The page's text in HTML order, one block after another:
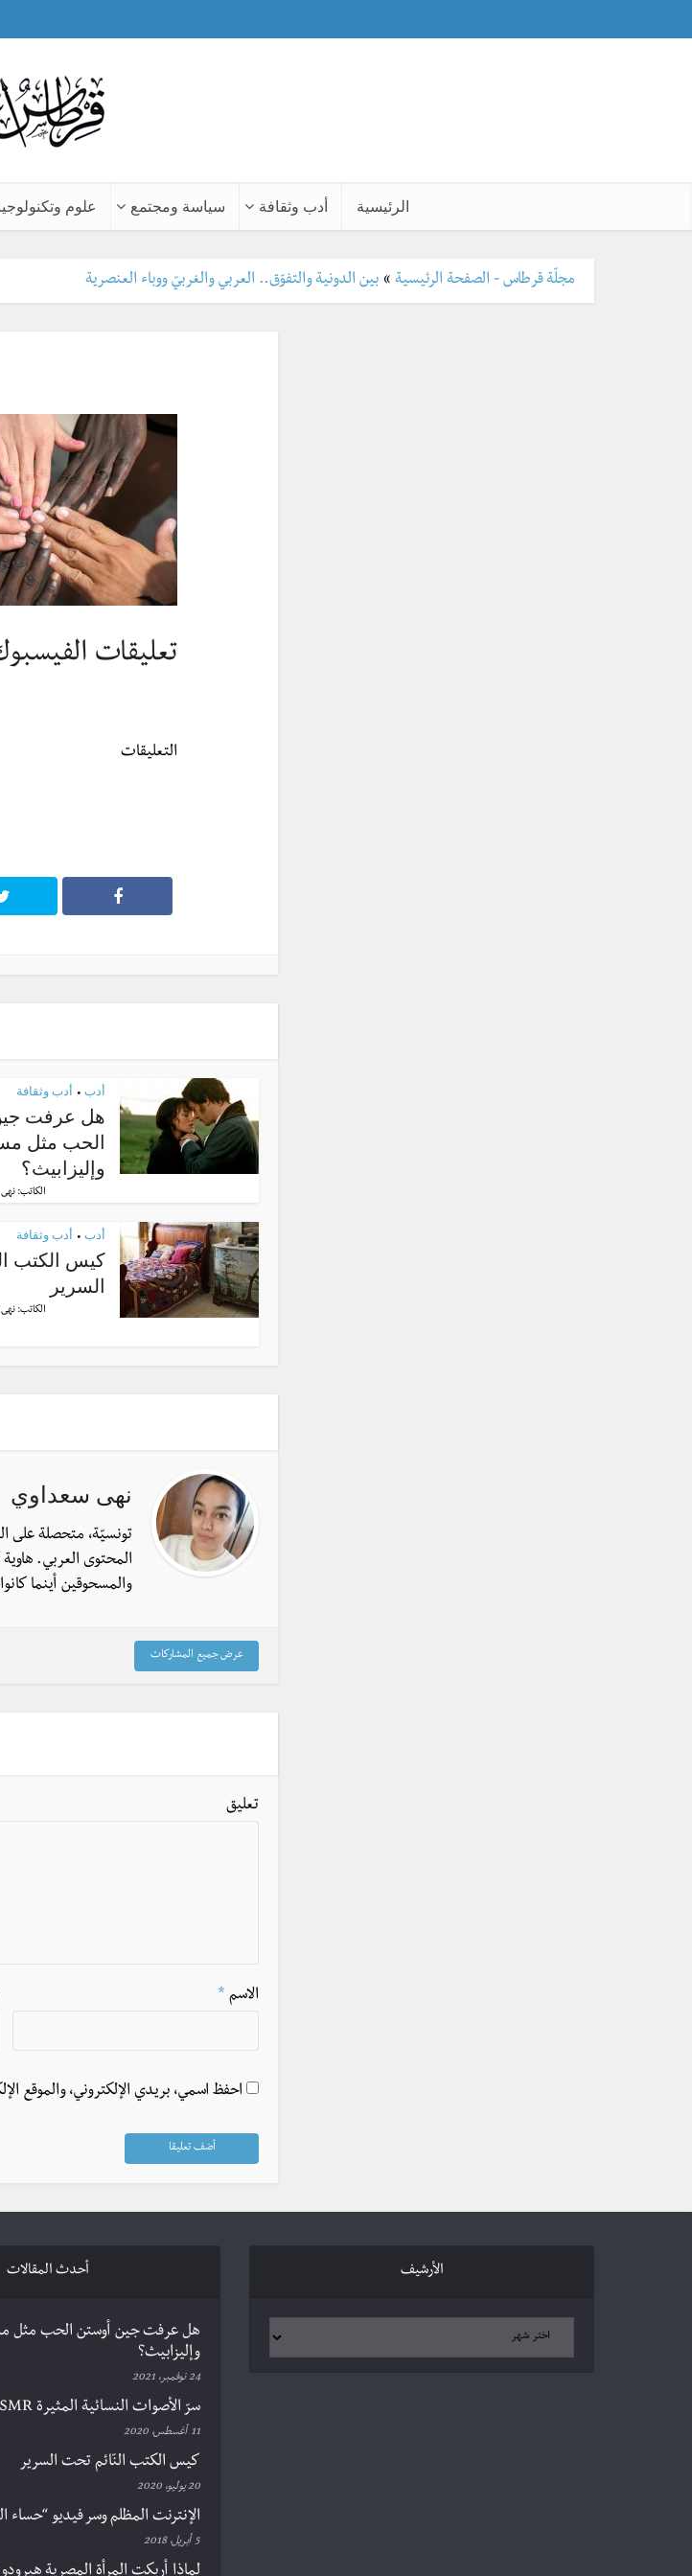
الرئيسية أدب وثقافة سياسة ومجتمع علوم
مجلّة قرطاس - الصفحة الرئيسية » بين الدونية والتفوّق.. العربي والغربيّ ووباء العنصرية
تعليقات
التعليقات
أدب • أدب وثقافة
هل عرفت
الحب مثل
وإليزابيث؟
الكاتب:
أدب • أدب وثقافة
كيس الكتب
السرير
الكاتب:
نهى سعداوي
تونسيّة، متحصلة على
المحتوى العربي.
والمسحوقين أينما
عرض جميع المشاركات
تعليق
الاسم *
احفظ اسمي، بريدي الإلكتروني، والموقع
أحدث المقالات
هل عرفت جين أوستن الحب مثل
وإليزابيث؟
24 نوفمبر، 2021
سرّ الأصوات النسائية المثيرة ASMR
11 أغسطس، 2020
كيس الكتب النّائم تحت السرير
20 يوليو، 2020
الإنترنت المظلم وسر فيديو “حساء
5 أبريل، 2018
لماذا أربكت المرأة المصرية
الأرشيف